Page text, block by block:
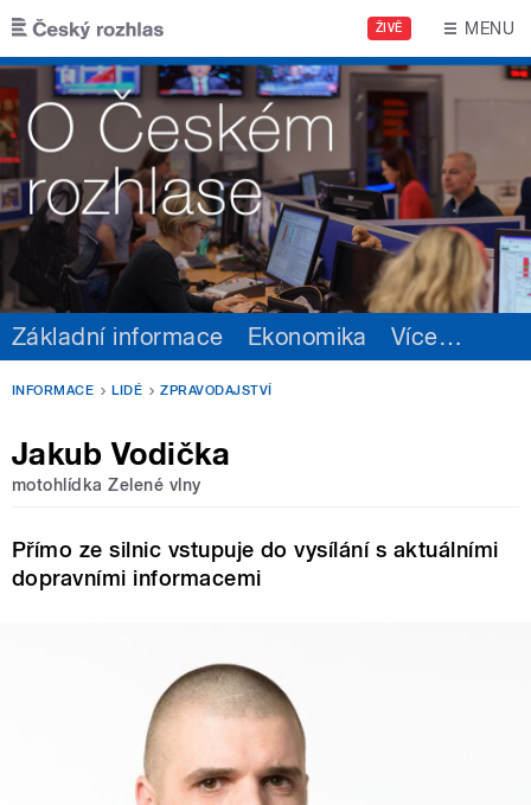
Přejít k hlavnímu obsahu
ŽIVĚ MENU
Základní informace Ekonomika Více…
INFORMACE LIDÉ ZPRAVODAJSTVÍ
Jakub Vodička
motohlídka Zelené vlny
Přímo ze silnic vstupuje do vysílání s aktuálními
dopravními informacemi